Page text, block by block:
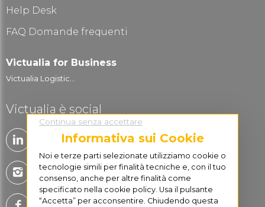
Help Desk
FAQ Domande frequenti
Victualia for Business
Victualia Logistic...
Victualia è social
Continua senza accettare
Informativa sui Cookie
Noi e terze parti selezionate utilizziamo cookie o
tecnologie simili per finalità tecniche e, con il tuo
consenso, anche per altre finalità come
specificato nella cookie policy. Usa il pulsante
“Accetta” per acconsentire. Chiudendo questa